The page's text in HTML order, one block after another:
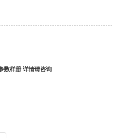
数样册 详情请咨询